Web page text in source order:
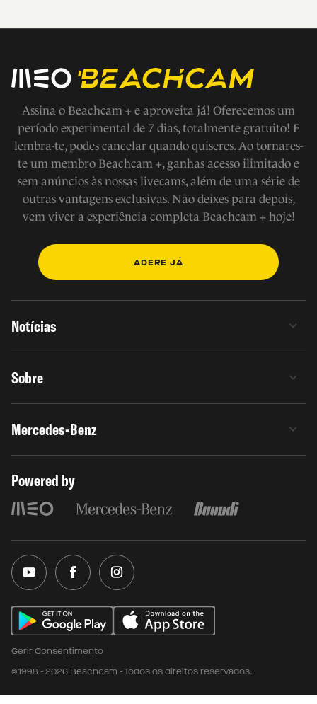
Assina o Beachcam + e aproveita já! Oferecemos um
período experimental de 7 dias, totalmente gratuito! E
lembra-te, podes cancelar quando quiseres. Ao tornares-
te um membro Beachcam +, ganhas acesso ilimitado e
sem anúncios às nossas livecams, além de uma série de
outras vantagens exclusivas. Não deixes para depois,
vem viver a experiência completa Beachcam + hoje!
ADERE JÁ
Notícias
Sobre
Mercedes-Benz
Powered by
Gerir Consentimento
©1998 - 2026 Beachcam - Todos os direitos reservados.